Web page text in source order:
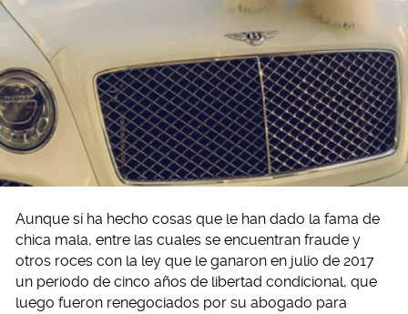
Aunque sí ha hecho cosas que le han dado la fama de
chica mala, entre las cuales se encuentran fraude y
otros roces con la ley que le ganaron en julio de 2017
un periodo de cinco años de libertad condicional, que
luego fueron renegociados por su abogado para